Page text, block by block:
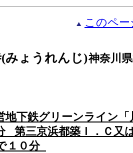
このペ
みょうれんじ)神奈川
地下鉄グリーンライン
第三京浜都築Ｉ．Ｃ又
１０分